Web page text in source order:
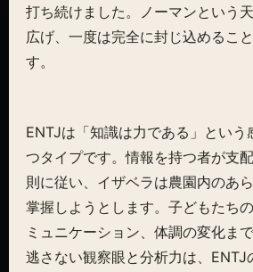
打ち続けました。ノーマンという
広げ、一度は完全に封じ込めるこ
す。
ENTJは「知識は力である」という
つタイプです。情報を持つ者が
則に従い、イザベラは農園内のあ
掌握しようとします。子どもたち
ミュニケーション、体調の変化ま
逃さない観察眼と分析力は、ENTJ